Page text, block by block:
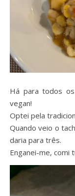
Há para todos
vegan!
Optei pela
Quando veio o
daria para três.
Enganei-me, comi